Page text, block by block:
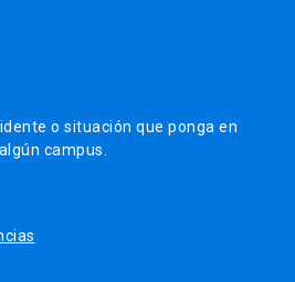
o situación que ponga en
campus.